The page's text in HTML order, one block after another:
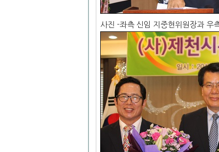
사진 -좌측 신임 지중현위원장과 우